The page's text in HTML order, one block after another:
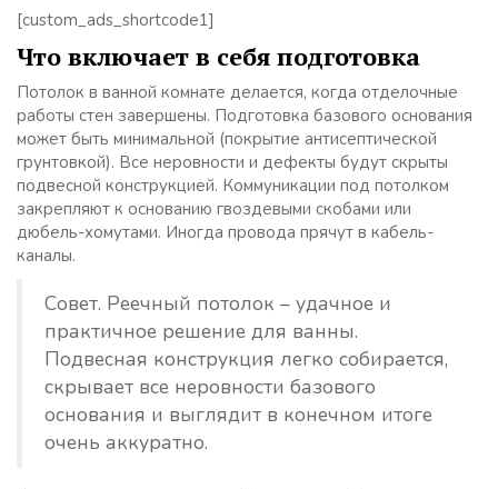
[custom_ads_shortcode1]
Что включает в себя подготовка
Потолок в ванной комнате делается, когда отделочные
работы стен завершены. Подготовка базового основания
может быть минимальной (покрытие антисептической
грунтовкой). Все неровности и дефекты будут скрыты
подвесной конструкцией. Коммуникации под потолком
закрепляют к основанию гвоздевыми скобами или
дюбель-хомутами. Иногда провода прячут в кабель-
каналы.
Совет. Реечный потолок – удачное и
практичное решение для ванны.
Подвесная конструкция легко собирается,
скрывает все неровности базового
основания и выглядит в конечном итоге
очень аккуратно.